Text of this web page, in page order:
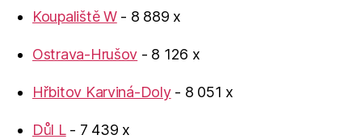
Koupaliště W- 8 889 x
Ostrava-Hrušov - 8 126 x
Hřbitov Karviná-Doly- 8 051 x
Důl L- 7 439 x